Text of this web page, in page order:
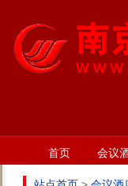
首页 会议